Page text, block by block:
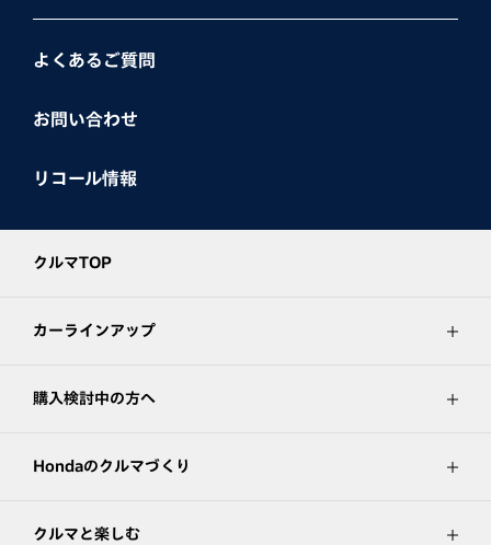
よくあるご質問
お問い合わせ
リコール情報
クルマTOP
カーラインアップ
購入検討中の方へ
Hondaのクルマづくり
クルマと楽しむ